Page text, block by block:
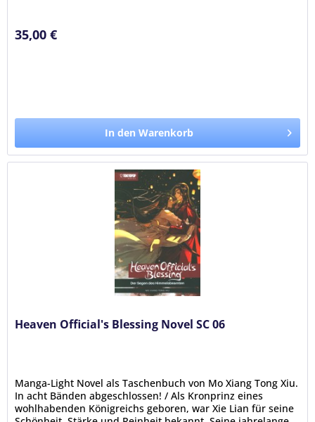
35,00 €
In den Warenkorb
Heaven Official's Blessing Novel SC 06
Manga-Light Novel als Taschenbuch von Mo Xiang Tong Xiu.
In acht Bänden abgeschlossen! / Als Kronprinz eines
wohlhabenden Königreichs geboren, war Xie Lian für seine